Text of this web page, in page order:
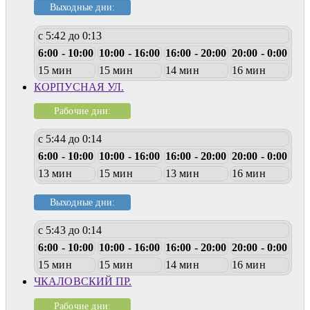
Выходные дни:
с 5:42 до 0:13
6:00 - 10:00 10:00 - 16:00 16:00 - 20:00 20:00 - 0:00
15 мин
15 мин 14 мин
16 мин
КОРПУСНАЯ УЛ.
Рабочие дни:
с 5:44 до 0:14
6:00 - 10:00 10:00 - 16:00 16:00 - 20:00 20:00 - 0:00
13 мин
15 мин 13 мин 16 мин
Выходные дни:
с 5:43 до 0:14
6:00 - 10:00 10:00 - 16:00 16:00 - 20:00 20:00 - 0:00
15 мин
15 мин 14 мин
16 мин
ЧКАЛОВСКИЙ ПР.
Рабочие дни: